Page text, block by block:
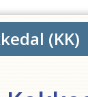
(KK)